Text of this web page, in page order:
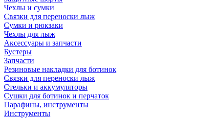
Чехлы и сумки
Связки для переноски лыж
Сумки и рюкзаки
Чехлы для лыж
Аксессуары и запчасти
Бустеры
Запчасти
Резиновые накладки для ботинок
Связки для переноски лыж
Стельки и аккумуляторы
Сушки для ботинок и перчаток
Парафины, инструменты
Инструменты